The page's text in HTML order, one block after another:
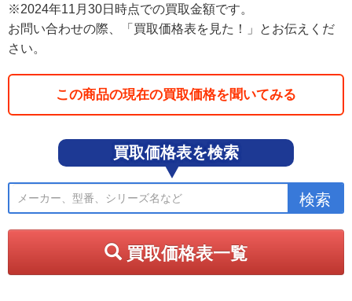
※2024年11月30日時点での買取金額です。
お問い合わせの際、「買取価格表を見た！」とお伝えくだ
さい。
この商品の現在の買取価格を聞いてみる
買取価格表を検索
買取価格表一覧